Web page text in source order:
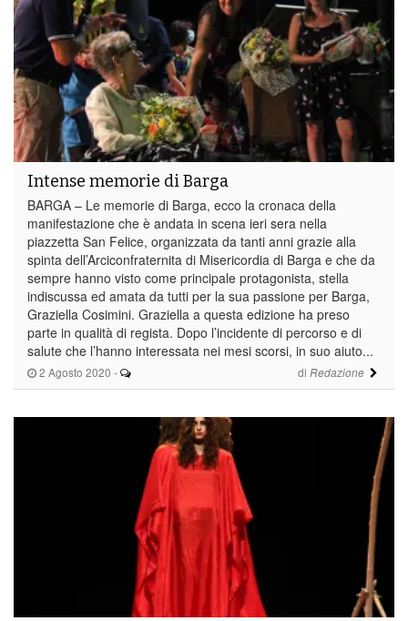
2 Agosto 2020 - di Redazione
Intense memorie di Barga
BARGA – Le memorie di Barga, ecco la cronaca della
manifestazione che è andata in scena ieri sera nella
piazzetta San Felice, organizzata da tanti anni grazie alla
spinta dell’Arciconfraternita di Misericordia di Barga e che da
sempre hanno visto come principale protagonista, stella
indiscussa ed amata da tutti per la sua passione per Barga,
Graziella Cosimini. Graziella a questa edizione ha preso
parte in qualità di regista. Dopo l’incidente di percorso e di
salute che l’hanno interessata nei mesi scorsi, in suo aiuto...